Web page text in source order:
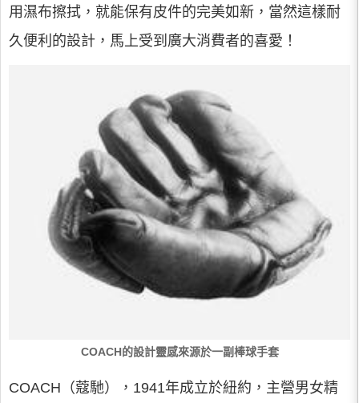
用濕布擦拭，就能保有皮件的完美如新，當然這樣耐
久便利的設計，馬上受到廣大消費者的喜愛！
COACH的設計靈感來源於一副棒球手套
COACH（蔻馳），1941年成立於紐約，主營男女精